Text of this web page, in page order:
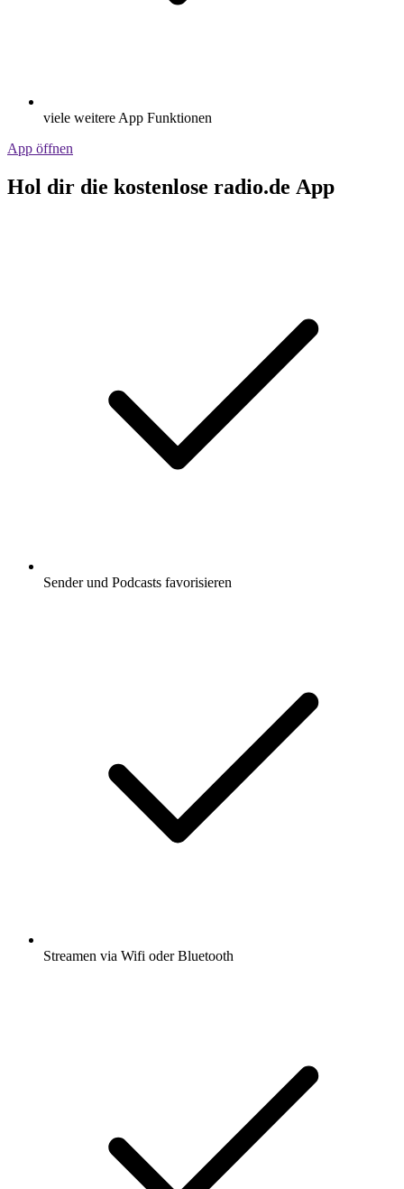
viele weitere App Funktionen
App öffnen
Hol dir die kostenlose radio.de App
Sender und Podcasts favorisieren
Streamen via Wifi oder Bluetooth